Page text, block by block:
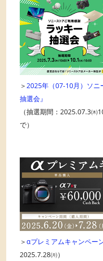
＞2025年（07-10月）ソニ
抽選会』
（抽選期間：2025.07.3
で）
＞αプレミアムキャンペー
2025.7.28㈪）